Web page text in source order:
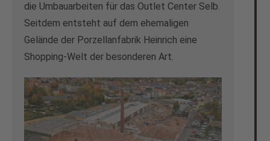
die Umbauarbeiten für das Outlet Center Selb.
Seitdem entsteht auf dem ehemaligen
Gelände der Porzellanfabrik Heinrich eine
Shopping-Welt der besonderen Art.